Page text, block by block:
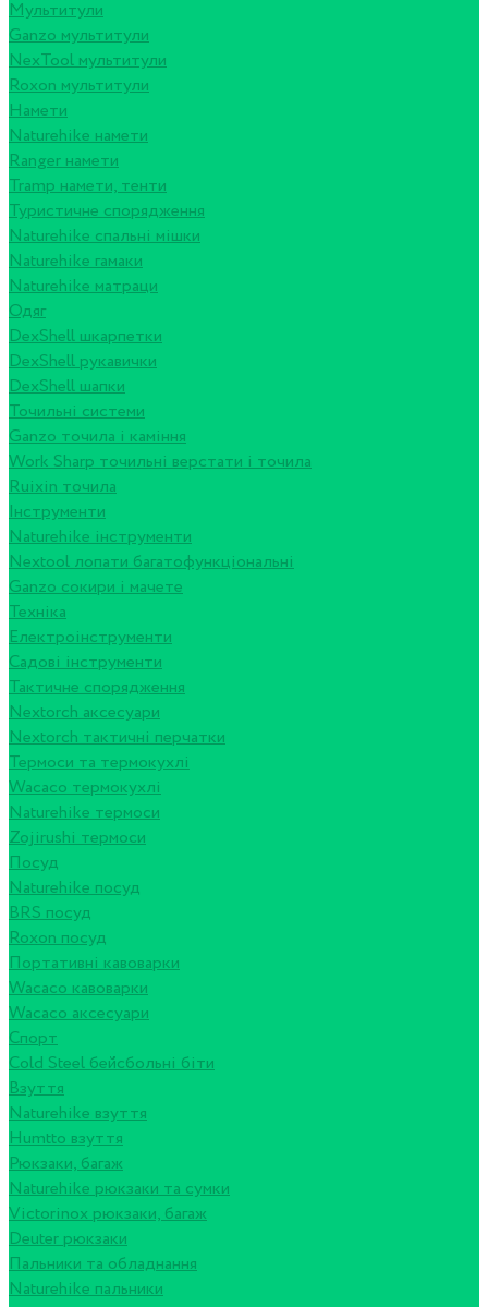
Мультитули
Ganzo мультитули
NexTool мультитули
Roxon мультитули
Намети
Naturehike намети
Ranger намети
Tramp намети, тенти
Туристичне спорядження
Naturehike спальні мішки
Naturehike гамаки
Naturehike матраци
Одяг
DexShell шкарпетки
DexShell рукавички
DexShell шапки
Точильні системи
Ganzo точила і каміння
Work Sharp точильні верстати і точила
Ruixin точила
Інструменти
Naturehike інструменти
Nextool лопати багатофункціональні
Ganzo сокири і мачете
Техніка
Електроінструменти
Садові інструменти
Тактичне спорядження
Nextorch аксесуари
Nextorch тактичні перчатки
Термоси та термокухлі
Wacaco термокухлі
Naturehike термоси
Zojirushi термоси
Посуд
Naturehike посуд
BRS посуд
Roxon посуд
Портативні кавоварки
Wacaco кавоварки
Wacaco аксесуари
Спорт
Cold Steel бейсбольні біти
Взуття
Naturehike взуття
Humtto взуття
Рюкзаки, багаж
Naturehike рюкзаки та сумки
Victorinox рюкзаки, багаж
Deuter рюкзаки
Пальники та обладнання
Naturehike пальники